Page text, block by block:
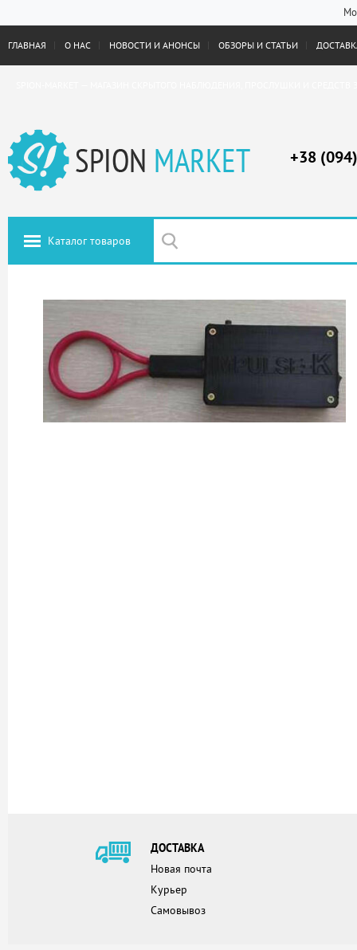
ГЛАВНАЯ О НАС НОВОСТИ И АНОНСЫ ОБЗОРЫ И СТАТЬИ
+38
Каталог товаров
ДОСТАВКА
Новая почта
Курьер
Самовывоз